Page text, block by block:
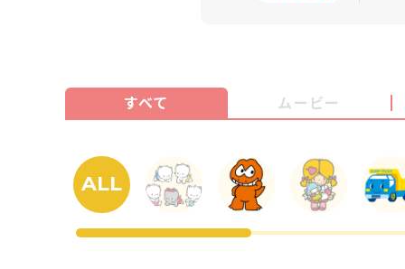
すべて ムービー
ALL